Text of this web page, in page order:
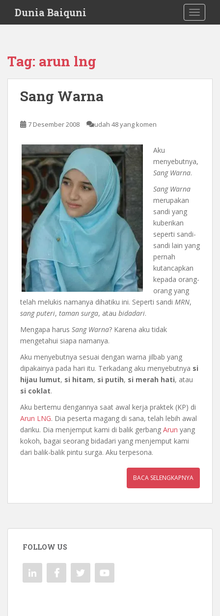
i
Dunia Baiquni
Tag: arun lng
Sang Warna
7 Desember 2008 udah 48 yang komen
Aku
menyebutnya,
Sang Warna.
Sang Warna
merupakan
sandi yang
kuberikan
seperti sandi-
sandi lain yang
pernah
kutancapkan
kepada orang-
orang yang
telah melukis namanya dihatiku ini. Seperti sandi MRN,
sang puteri, taman surga, atau bidadari.
Mengapa harus Sang Warna? Karena aku tidak
mengetahui siapa namanya.
Aku menyebutnya sesuai dengan warna jilbab yang
dipakainya pada hari itu. Terkadang aku menyebutnya si
hijau lumut, si hitam, si putih, si merah hati, atau
si coklat.
Aku bertemu dengannya saat awal kerja praktek (KP) di
Arun LNG. Dia peserta magang di sana, telah lebih awal
dariku. Dia menjemput kami di balik gerbang Arun yang
kokoh, bagai seorang bidadari yang menjemput kami
dari balik-balik pintu surga. Aku terpesona.
BACA SELENGKAPNYA
FOLLOW US